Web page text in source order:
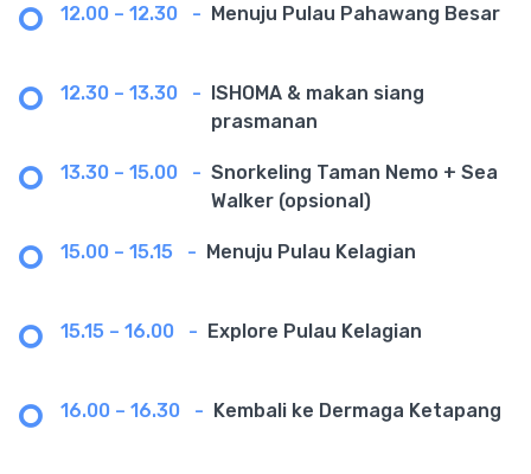
12.00 – 12.30 - Menuju Pulau Pahawang Besar
12.30 – 13.30 - ISHOMA & makan siang
prasmanan
13.30 – 15.00 - Snorkeling Taman Nemo + Sea
Walker (opsional)
15.00 – 15.15 - Menuju Pulau Kelagian
15.15 – 16.00 - Explore Pulau Kelagian
16.00 – 16.30 - Kembali ke Dermaga Ketapang